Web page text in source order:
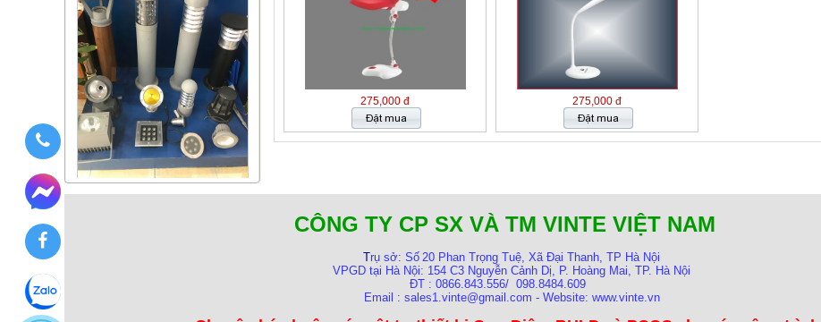
275,000 đ 275,000 đ
CÔNG TY CP SX VÀ TM VINTE VIỆT NAM
Trụ sở: Số 20 Phan Trọng Tuệ, Xã Đại Thanh, TP Hà Nội
VPGD tại Hà Nội: 154 C3 Nguyễn Cảnh Dị, P. Hoàng Mai, TP. Hà Nội
ĐT : 0866.843.556/ 098.8484.609
Email : sales1.vinte@gmail.com - Website: www.vinte.vn